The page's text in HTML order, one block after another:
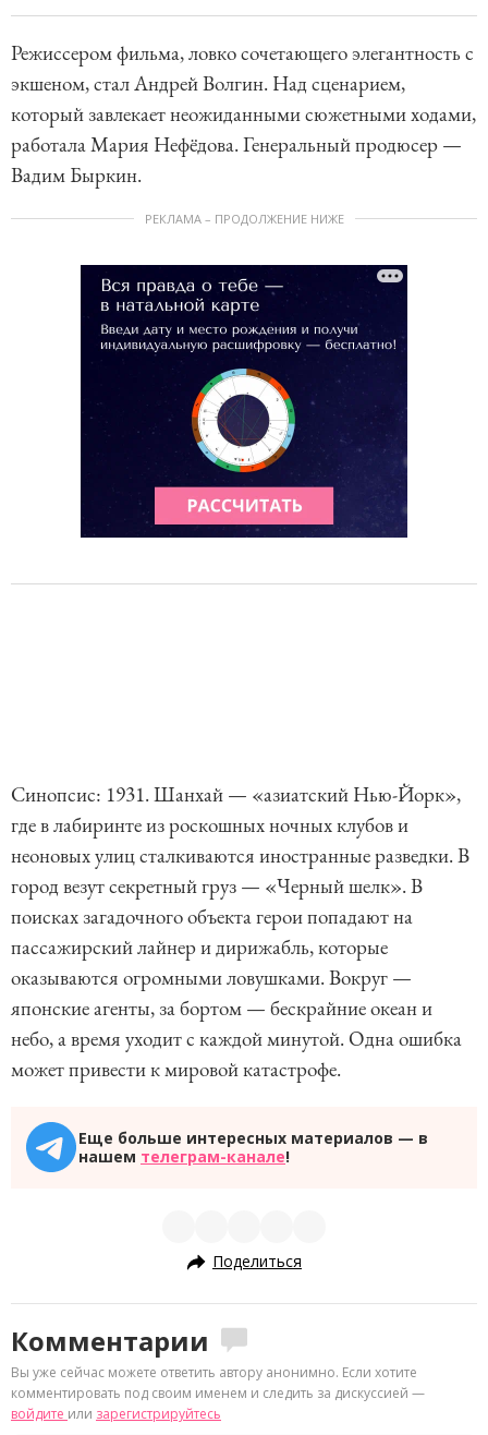
Режиссером фильма, ловко сочетающего элегантность с
экшеном, стал Андрей Волгин. Над сценарием,
который завлекает неожиданными сюжетными ходами,
работала Мария Нефёдова. Генеральный продюсер —
Вадим Быркин.
РЕКЛАМА – ПРОДОЛЖЕНИЕ НИЖЕ
Синопсис: 1931. Шанхай — «азиатский Нью-Йорк»,
где в лабиринте из роскошных ночных клубов и
неоновых улиц сталкиваются иностранные разведки. В
город везут секретный груз — «Черный шелк». В
поисках загадочного объекта герои попадают на
пассажирский лайнер и дирижабль, которые
оказываются огромными ловушками. Вокруг —
японские агенты, за бортом — бескрайние океан и
небо, а время уходит с каждой минутой. Одна ошибка
может привести к мировой катастрофе.
Еще больше интересных материалов — в
нашем телеграм-канале!
Поделиться
Комментарии
Вы уже сейчас можете ответить автору анонимно. Если хотите
комментировать под своим именем и следить за дискуссией —
войдите или зарегистрируйтесь